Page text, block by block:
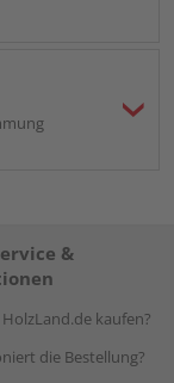
&
kaufen?
die Bestellung?